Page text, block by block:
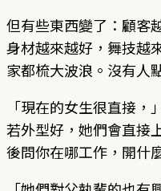
但有些東西變了：顧客
身材越來越好，舞技越
家都梳大波浪。沒有人
「現在的女生很直接
若外型好，她們會直接
後問你在哪工作，開什